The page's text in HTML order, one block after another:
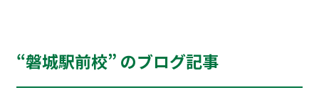
“磐城駅前校” のブログ記事